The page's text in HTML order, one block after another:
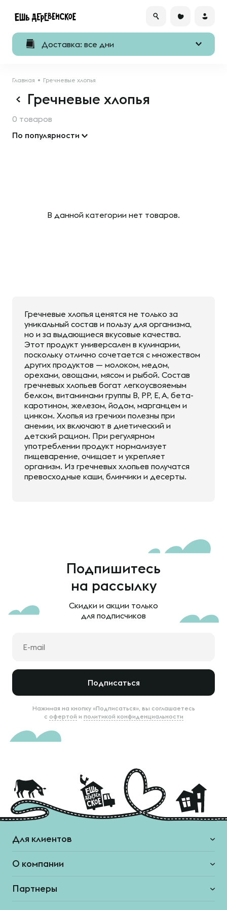
Доставка: все дни
Главная Гречневые хлопья
Гречневые хлопья
0 товаров
По популярности
В данной категории нет товаров.
Гречневые хлопья ценятся не только за
уникальный состав и пользу для организма,
но и за выдающиеся вкусовые качества.
Этот продукт универсален в кулинарии,
поскольку отлично сочетается с множеством
других продуктов — молоком, медом,
орехами, овощами, мясом и рыбой. Состав
гречневых хлопьев богат легкоусвояемым
белком, витаминами группы B, PP, E, A, бета-
каротином, железом, йодом, марганцем и
цинком. Хлопья из гречихи полезны при
анемии, их включают в диетический и
детский рацион. При регулярном
употреблении продукт нормализует
пищеварение, очищает и укрепляет
организм. Из гречневых хлопьев получатся
превосходные каши, блинчики и десерты.
Подпишитесь
на рассылку
Скидки и акции только
для подписчиков
Подписаться
Нажимая на кнопку «Подписаться», вы соглашаетесь
с офертой и политикой конфиденциальности
Для клиентов
О компании
Партнеры